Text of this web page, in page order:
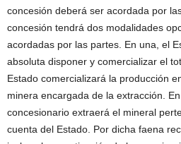
concesión deberá ser acordada por
concesión tendrá dos modalidades
acordadas por las partes. En una, el
absoluta disponer y comercializar el
Estado comercializará la producción
minera encargada de la extracción.
concesionario extraerá el mineral
cuenta del Estado. Por dicha faena